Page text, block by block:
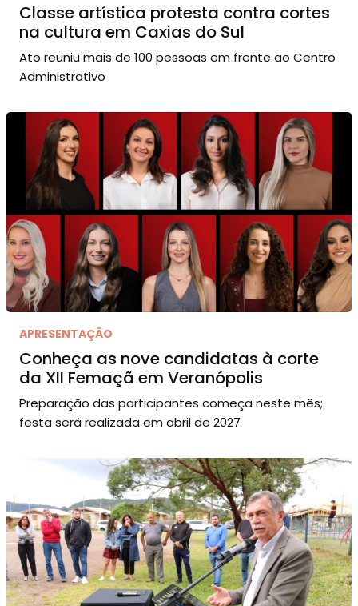
Classe artística protesta contra cortes
na cultura em Caxias do Sul
Ato reuniu mais de 100 pessoas em frente ao Centro
Administrativo
APRESENTAÇÃO
Conheça as nove candidatas à corte
da XII Femaçã em Veranópolis
Preparação das participantes começa neste mês;
festa será realizada em abril de 2027